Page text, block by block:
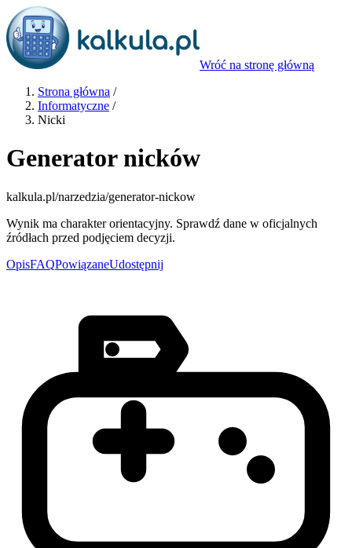
Wróć na stronę główną
Strona główna /
Informatyczne /
Nicki
Generator nicków
kalkula.pl/narzedzia/generator-nickow
Wynik ma charakter orientacyjny. Sprawdź dane w oficjalnych
źródłach przed podjęciem decyzji.
OpisFAQPowiązaneUdostępnij